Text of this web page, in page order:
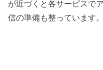
が近づくと各サービスで
信の準備も整っています。